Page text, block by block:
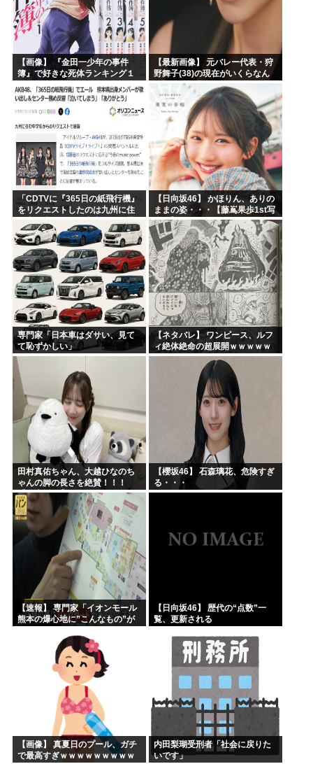
【画像】 『金田一少年の事件
簿』で好きな死体ランキング１
位がこちら！
【最新画像】 元バレー代表・狩
野舞子(38)の現在がいくらなん
でも即ハボすぎる！
「CDTVに『365日の紙飛行機』
をリクエストしたのは九州に住
む中学生」←この事実って結構
デカいよな【AKB48】
【日向坂46】 かほりん、ありの
ままの姿・・・【藤嶌果歩1st写
真集】
専門家「日本車はダサい、見て
て恥ずかしい」
【ネタバレ】 ワンピース、ルフ
ィ絶体絶命の超展開ｗｗｗｗｗ
ｗｗｗｗｗｗｗｗｗｗｗｗｗｗ
ｗｗｗｗｗｗｗｗｗｗｗｗｗｗ
ｗｗｗｗｗｗｗｗｗｗｗｗ...
田村真佑ちゃん、大越ひなのち
ゃんの脚の長さを絶賛！！！
【乃木坂46】
【櫻坂46】 石森璃花、危険すぎ
る・・・
【速報】 専門家「イオンモール
熊本の爆心地に”こんなもの”が
【日向坂46】 歴代の“点数”一
覧、更新される
【画像】 真夏日のプール、ガチ
で最高すぎｗｗｗｗｗｗｗｗｗ
内田梨瑚受刑者「社会に戻りた
いです」